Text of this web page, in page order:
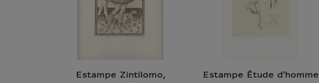
Estampe Zintilomo,
Estampe Étude d'homme